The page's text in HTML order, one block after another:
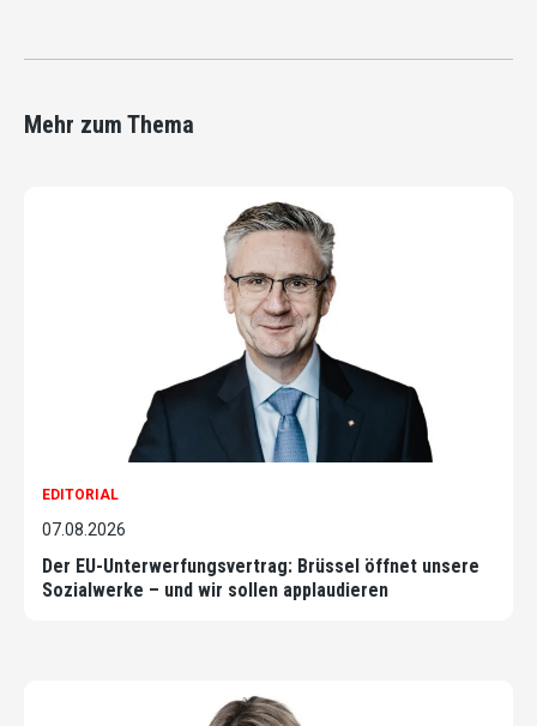
Mehr zum Thema
EDITORIAL
07.08.2026
Der EU-Unterwerfungsvertrag: Brüssel öffnet unsere
Sozialwerke – und wir sollen applaudieren